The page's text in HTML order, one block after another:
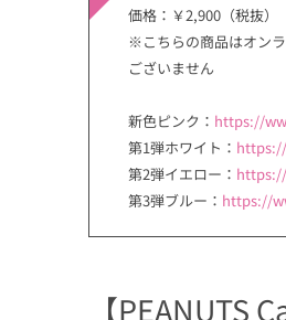
価格：￥2,900（税抜）
※こちらの商品はオンラ
ございません
新色ピンク： https://
第1弾ホワイト：
第2弾イエロー：
第3弾ブルー： https://
【PEANUTS